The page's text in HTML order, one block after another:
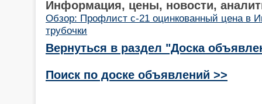
Информация, цены, новости,
Обзор: Профлист с-21 оцинкованный цена в
трубочки
Вернуться в раздел "Доска
Поиск по доске объявлений >>